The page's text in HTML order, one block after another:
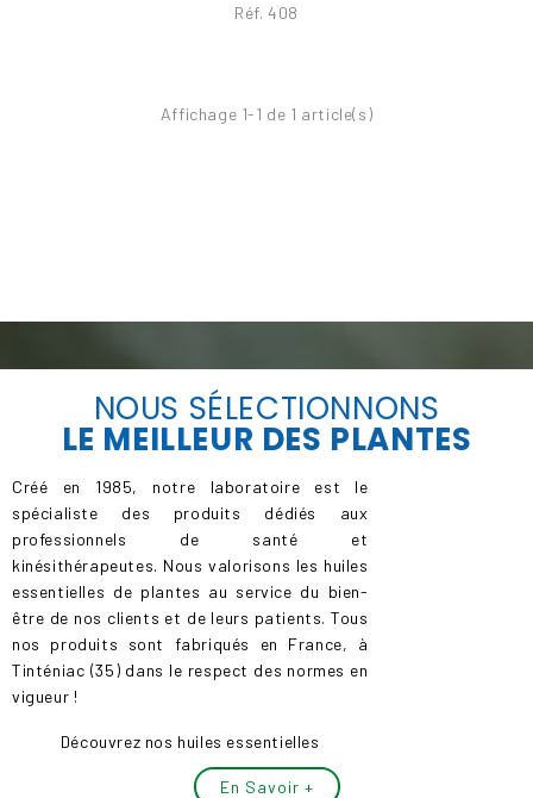
Réf. 408
Affichage 1-1 de 1 article(s)
NOUS SÉLECTIONNONS
LE MEILLEUR DES PLANTES
Créé en 1985, notre laboratoire est le
spécialiste des produits dédiés aux
professionnels de santé et
kinésithérapeutes. Nous valorisons les huiles
essentielles de plantes au service du bien-
être de nos clients et de leurs patients. Tous
nos produits sont fabriqués en France, à
Tinténiac (35) dans le respect des normes en
vigueur !
Découvrez nos huiles essentielles
En Savoir +